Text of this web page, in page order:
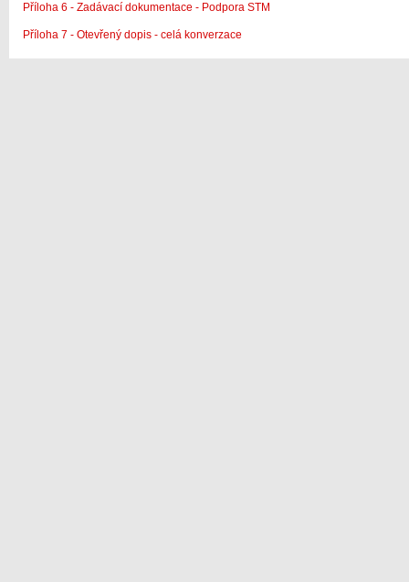
Příloha 6 - Zadávací dokumentace - Podpora STM
Příloha 7 - Otevřený dopis - celá konverzace